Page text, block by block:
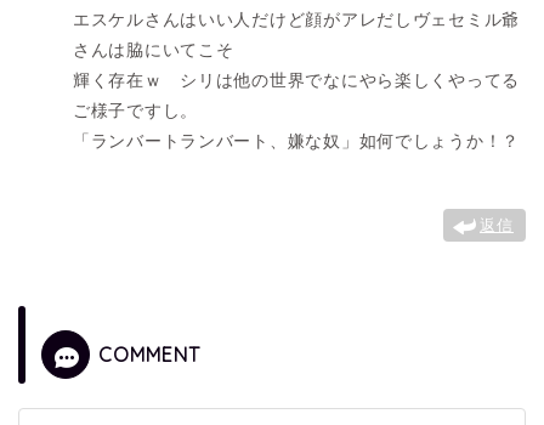
エスケルさんはいい人だけど顔がアレだしヴェセミル爺
さんは脇にいてこそ
輝く存在ｗ シリは他の世界でなにやら楽しくやってる
ご様子ですし。
「ランバートランバート、嫌な奴」如何でしょうか！？
返信
COMMENT